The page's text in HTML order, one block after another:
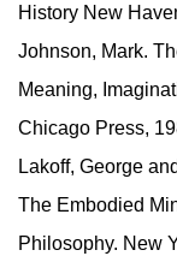
History New
Johnson, Mark.
Meaning,
Chicago Press,
Lakoff, George
The Embodied
Philosophy. New